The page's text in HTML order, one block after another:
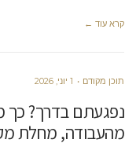
קרא עוד ←
תוכן מקודם 1 יוני, 2026
נפגעתם בדרך? כך
מהעבודה, מחלת